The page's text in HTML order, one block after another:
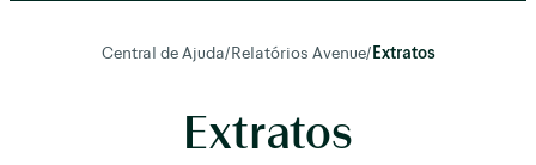
Central de Ajuda/Relatórios Avenue/Extratos
Extratos